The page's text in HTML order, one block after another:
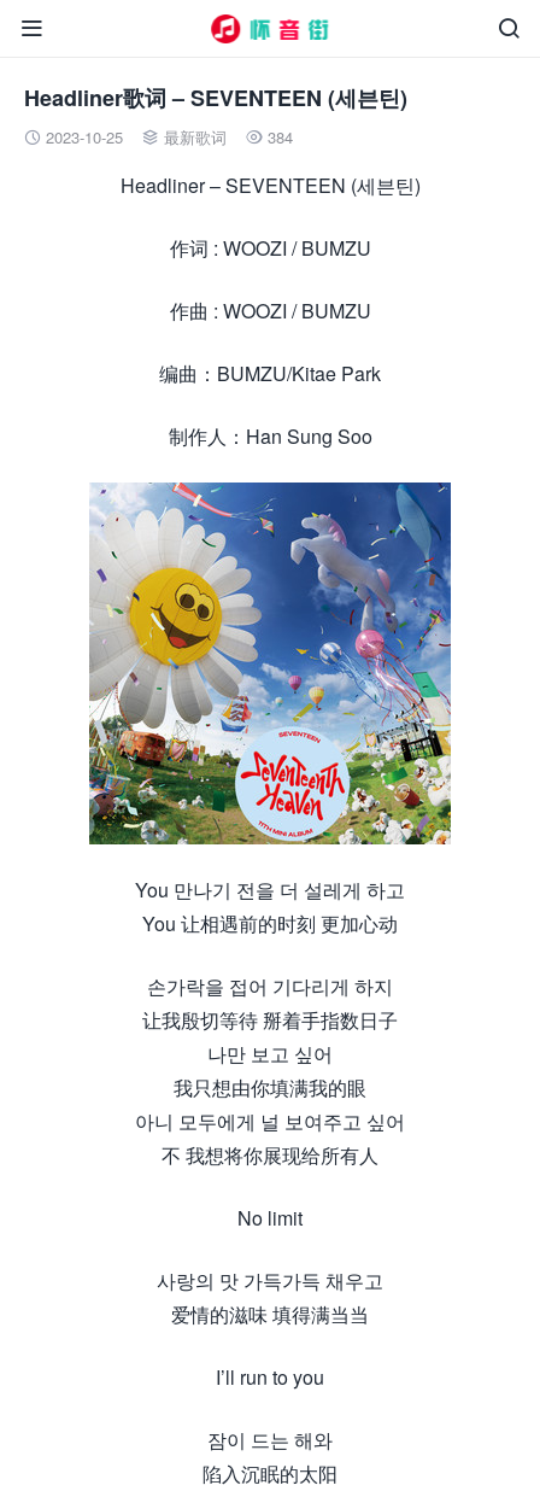


Headliner歌词 – SEVENTEEN (세븐틴)
 2023-10-25  最新歌词  384
Headliner – SEVENTEEN (세븐틴)
作词 : WOOZI / BUMZU
作曲 : WOOZI / BUMZU
编曲：BUMZU/Kitae Park
制作人：Han Sung Soo
You 만나기 전을 더 설레게 하고
You 让相遇前的时刻 更加心动
손가락을 접어 기다리게 하지
让我殷切等待 掰着手指数日子
나만 보고 싶어
我只想由你填满我的眼
아니 모두에게 널 보여주고 싶어
不 我想将你展现给所有人
No limit
사랑의 맛 가득가득 채우고
爱情的滋味 填得满当当
I’ll run to you
잠이 드는 해와
陷入沉眠的太阳